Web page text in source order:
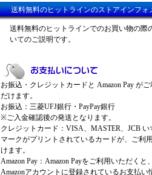
送料無料のヒットラインのストアインフォ
送料無料のヒットラインでのお買い物の
いてのご説明です。
お振込・クレジットカードと Amazon Pay が
だけます。
お振込：三菱UFJ銀行・PayPay銀行
※ご入金確認後の発送となります。
クレジットカード：VISA、MASTER、JCB い
マークがプリントされているカードが、ご利
けます。
Amazon Pay：Amazon Payをご利用いただくと
Amazonアカウントに登録されているお支払い